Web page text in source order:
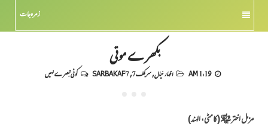
زمرہ جات
بکھرے موتی
1:19 AM اظہار خیال,سربکف7 ,
SARBAKAF 7 کوئی تبصرے نہیں
مزمل اختر ﷾ (کامٹی، الہند)